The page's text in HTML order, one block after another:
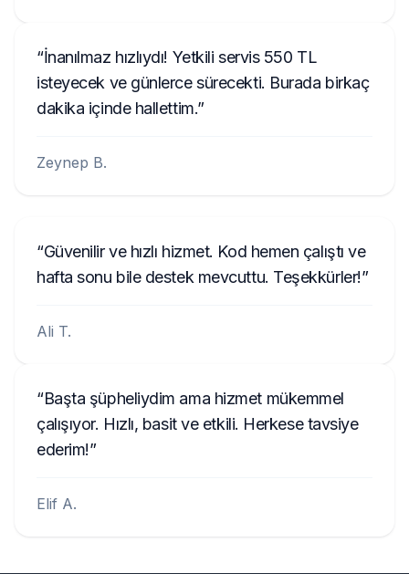
İnanılmaz hızlıydı! Yetkili servis 550 TL
isteyecek ve günlerce sürecekti. Burada birkaç
dakika içinde hallettim.
Zeynep B.
Güvenilir ve hızlı hizmet. Kod hemen çalıştı ve
hafta sonu bile destek mevcuttu. Teşekkürler!
Ali T.
Başta şüpheliydim ama hizmet mükemmel
çalışıyor. Hızlı, basit ve etkili. Herkese tavsiye
ederim!
Elif A.